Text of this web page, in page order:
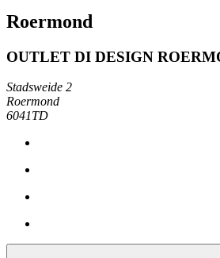
Roermond
OUTLET DI DESIGN
Stadsweide 2
Roermond
6041TD